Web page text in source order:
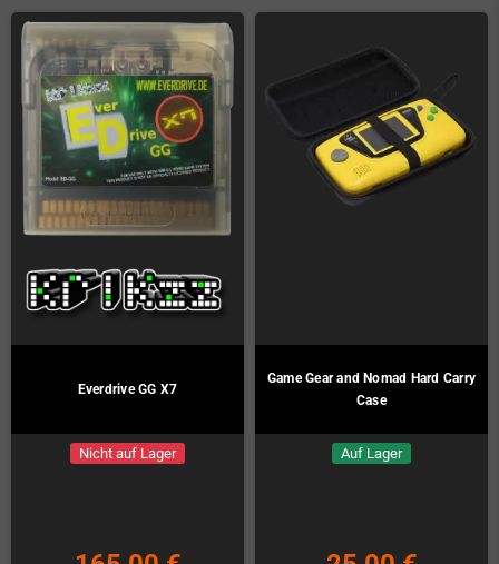
Everdrive GG X7
Nicht auf Lager
Game Gear and Nomad Hard Carry
Case
Auf Lager